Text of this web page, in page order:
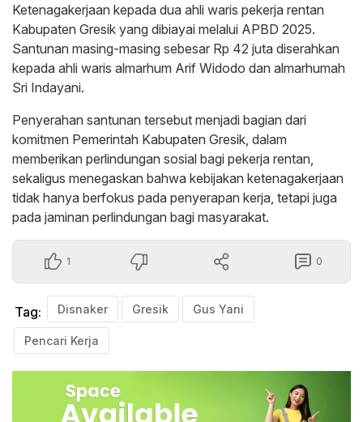
Ketenagakerjaan kepada dua ahli waris pekerja rentan
Kabupaten Gresik yang dibiayai melalui APBD 2025.
Santunan masing-masing sebesar Rp 42 juta diserahkan
kepada ahli waris almarhum Arif Widodo dan almarhumah
Sri Indayani.
Penyerahan santunan tersebut menjadi bagian dari
komitmen Pemerintah Kabupaten Gresik, dalam
memberikan perlindungan sosial bagi pekerja rentan,
sekaligus menegaskan bahwa kebijakan ketenagakerjaan
tidak hanya berfokus pada penyerapan kerja, tetapi juga
pada jaminan perlindungan bagi masyarakat.
1 0
Tag: Disnaker Gresik Gus Yani
Pencari Kerja